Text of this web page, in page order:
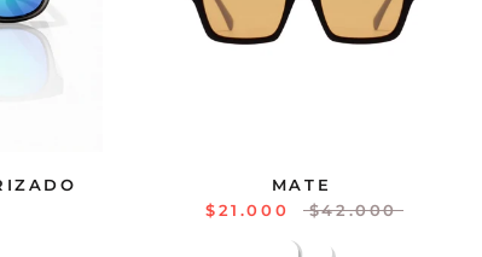
MATE
$21.000
$42.000